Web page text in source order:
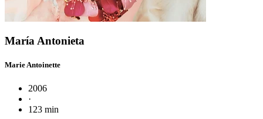
María Antonieta
Marie Antoinette
2006
·
123 min